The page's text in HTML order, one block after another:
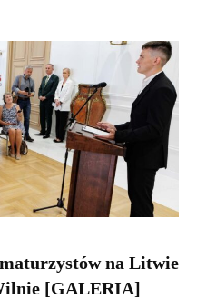
na Litwie
[GALERIA]